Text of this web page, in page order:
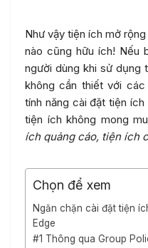
Như vậy tiện ích mở
nào cũng hữu ích! Nếu
người dùng khi sử dụng
không cần thiết với
tính năng cài đặt tiện
tiện ích không mong
ích quảng cáo, tiện ích
Chọn để xem
Ngăn chặn cài đặt tiện
Edge
#1 Thông qua Group